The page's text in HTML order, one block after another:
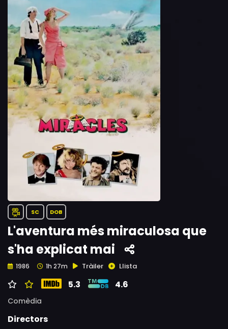
SC DOB
L'aventura més miraculosa que
s'ha explicat mai
1986 1h 27m Tràiler Llista
5.3 4.6
Comèdia
Directors